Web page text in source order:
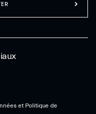
et Politique de